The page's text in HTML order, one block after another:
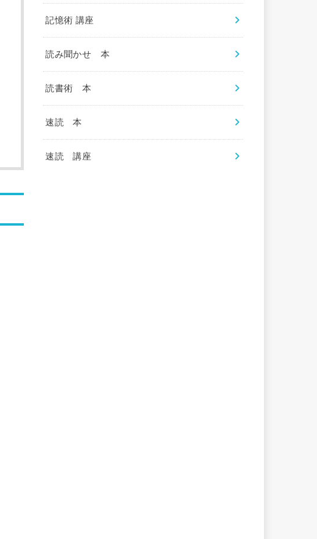
記憶術 講座
読み聞かせ 本
読書術 本
速読 本
速読 講座